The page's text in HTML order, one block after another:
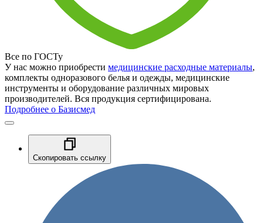
Все по ГОСТу
У нас можно приобрести медицинские расходные материалы,
комплекты одноразового белья и одежды, медицинские
инструменты и оборудование различных мировых
производителей. Вся продукция сертифицирована.
Подробнее о Базисмед
Скопировать ссылку